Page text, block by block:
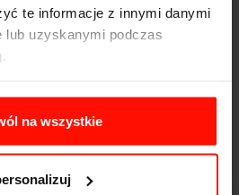
te informacje z innymi danymi
lub uzyskanymi podczas
na wszystkie
wyczuwały intencje kierowcy.
zyskaliśmy
straciliśmy to odczucie
auta z kierowcą.
Porsche potrafiło utrzymać przy
ale ostatecznie jednak
zrezygnowali z silników